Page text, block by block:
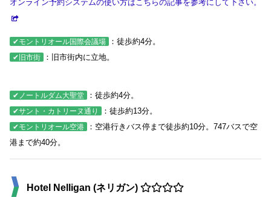
オンライン予約システムの使い方はこちらの記事を参考にして下さい。
✔モントリオール国際会議場 ：徒歩約4分。
✔旧市街 ：旧市街内に立地。
✔ノートルダム大聖堂 ：徒歩約4分。
✔サント・カトリーヌ通り ：徒歩約13分。
✔モントリオール空港
：空港行きバス停まで徒歩約10分。747バスで空
港まで約40分。
Hotel Nelligan (ネリガン)